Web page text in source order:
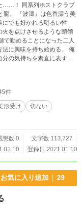
トクラブ
龍。 『波濤』は色香漂う美
でも好かれる明るい性
を点けさせるような頭領
で勤めることになった二人
に興味を持ち始める。 俺
の気持ちを素直に表す龍
波濤の紆余曲折の恋愛模
Emperor 6. Red Zone
形受け ※カップリング /
件
形受け
切ない
想数 0
文字数 113,727
登録日 2021.01.10
お気に入り追加 29